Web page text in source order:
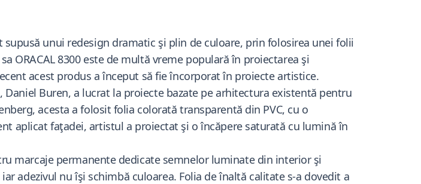
unui redesign dramatic şi plin de culoare, prin folosirea unei folii
ORACAL 8300 este de multă vreme populară în proiectarea şi
acest produs a început să fie încorporat în proiecte artistice.
Buren, a lucrat la proiecte bazate pe arhitectura existentă pentru
acesta a folosit folia colorată transparentă din PVC, cu o
aplicat faţadei, artistul a proiectat şi o încăpere saturată cu lumină în
marcaje permanente dedicate semnelor luminate din interior şi
adezivul nu îşi schimbă culoarea. Folia de înaltă calitate s-a dovedit a